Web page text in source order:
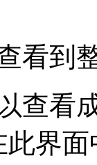
看到
查看
界